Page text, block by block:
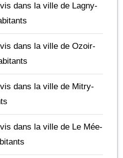
dans la ville de Lagny-
dans la ville de Ozoir-
dans la ville de Mitry-
dans la ville de Le Mée-